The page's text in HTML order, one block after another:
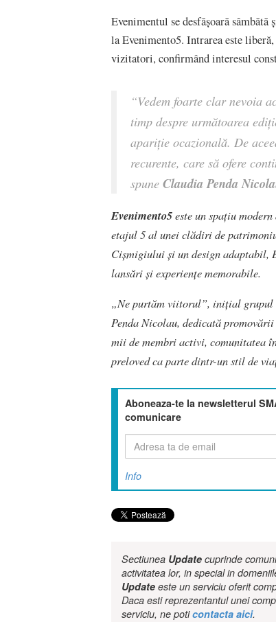
Evenimentul se desfășoară
la Evenimento5. Intrarea este
vizitatori, confirmând interesul
“Vedem foarte clar nevoia
timp despre următoarea
apariție ocazională. De
recurente, care să ofere
spune Claudia Penda
Evenimento5este un spațiu
etajul 5 al unei clădiri de
Cișmigiului și un design adaptabil,
lansări și experiențe memorabile.
„Ne purtăm viitorul”, inițial grupul
Penda Nicolau, dedicată
mii de membri activi, comunitatea
preloved ca parte dintr-un stil de
Aboneaza-te la newsletterul
comunicare
Info
Sectiunea Update cuprinde
activitatea lor, in special in
Update este un serviciu oferit
Daca esti reprezentantul unei
serviciu, ne poticontacta aici.